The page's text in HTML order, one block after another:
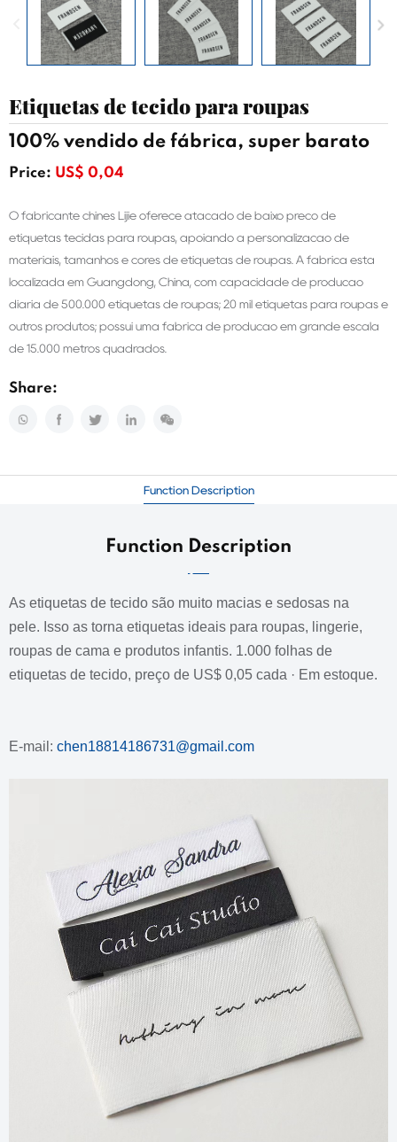
Etiquetas de tecido para roupas
100% vendido de fábrica, super barato
Price: US$ 0,04
O fabricante chinês Lijie oferece atacado de baixo preço de
etiquetas tecidas para roupas, apoiando a personalização de
materiais, tamanhos e cores de etiquetas de roupas. A fábrica está
localizada em Guangdong, China, com capacidade de produção
diária de 500.000 etiquetas de roupas; 20 mil etiquetas para roupas e
outros produtos; possui uma fábrica de produção em grande escala
de 15.000 metros quadrados.
Share:
Function Description
Function Description
As etiquetas de tecido são muito macias e sedosas na
pele. Isso as torna etiquetas ideais para roupas, lingerie,
roupas de cama e produtos infantis. 1.000 folhas de
etiquetas de tecido, preço de US$ 0,05 cada · Em estoque.
E-mail: chen18814186731@gmail.com